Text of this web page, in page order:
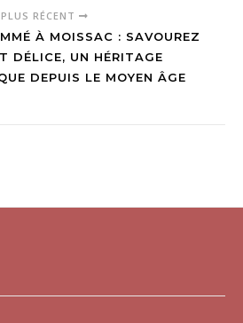
PLUS RÉCENT
À MOISSAC : SAVOUREZ
DÉLICE, UN HÉRITAGE
DEPUIS LE MOYEN ÂGE